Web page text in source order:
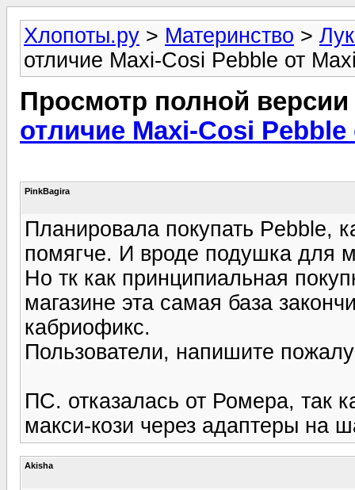
Хлопоты.ру > Материнство >
отличие Maxi-Cosi Pebble от
Просмотр полной
отличие Maxi-Cosi
PinkBagira
Планировала покупать Pebble,
помягче. И вроде подушка для
Но тк как принципиальная
магазине эта самая база
кабриофикс.
Пользователи, напишите
ПС. отказалась от Ромера, так
макси-кози через адаптеры на
Akisha